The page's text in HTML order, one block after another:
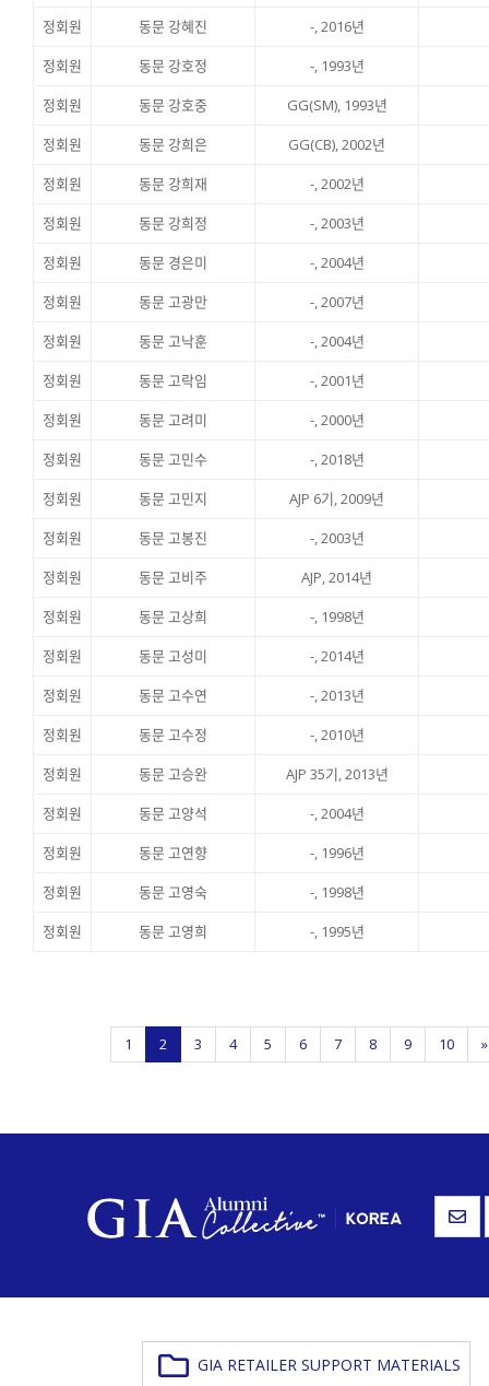
정회원
동문 강혜진
-, 2016년
정회원
동문 강호정
-, 1993년
정회원
동문 강호중
GG(SM), 1993년
정회원
동문 강희은
GG(CB), 2002년
정회원
동문 강희재
-, 2002년
정회원
동문 강희정
-, 2003년
정회원
동문 경은미
-, 2004년
정회원
동문 고광만
-, 2007년
정회원
동문 고낙훈
-, 2004년
정회원
동문 고락임
-, 2001년
정회원
동문 고려미
-, 2000년
정회원
동문 고민수
-, 2018년
정회원
동문 고민지
AJP 6기, 2009년
정회원
동문 고봉진
-, 2003년
정회원
동문 고비주
AJP, 2014년
정회원
동문 고상희
-, 1998년
정회원
동문 고성미
-, 2014년
정회원
동문 고수연
-, 2013년
정회원
동문 고수정
-, 2010년
정회원
동문 고승완
AJP 35기, 2013년
정회원
동문 고양석
-, 2004년
정회원
동문 고연향
-, 1996년
정회원
동문 고영숙
-, 1998년
정회원
동문 고영희 -, 1995년
1 2 3 4 5 6 7 8 9 10 »
GIA RETAILER SUPPORT MATERIALS